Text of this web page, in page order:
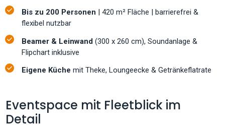
Bis zu 200 Personen | 420 m² Fläche | barrierefrei &
flexibel nutzbar
Beamer & Leinwand (300 x 260 cm), Soundanlage &
Flipchart inklusive
Eigene Küchemit Theke, Loungeecke & Getränkeflatrate
Eventspace mit Fleetblick im
Detail